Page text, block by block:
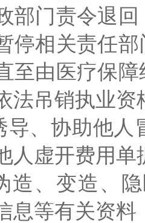
部门责令退
停相关责任
至由医疗保
法吊销执业资
协助他人冒
人虚开费用单
变造、隐
息等有关资料